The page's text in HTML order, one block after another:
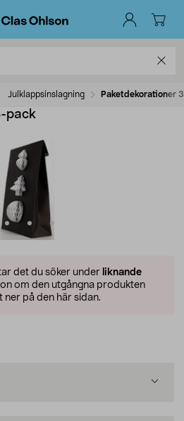
Julklappsinslagning Paketdekorationer
pack
det du söker under liknande
om den utgångna produkten
ner på den här sidan.